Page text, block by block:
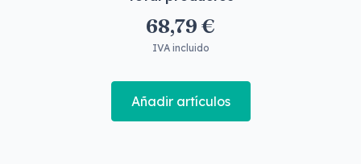
68,79 €
IVA incluido
Añadir artículos